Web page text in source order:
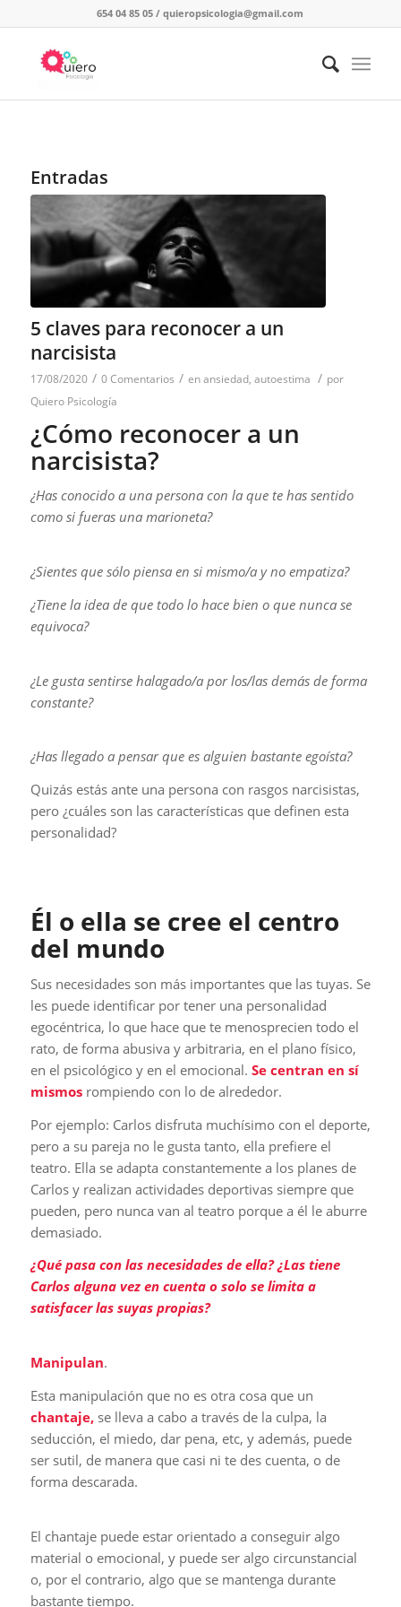
654 04 85 05 /quieropsicologia@gmail.com
Entradas
5 claves para reconocer a un
narcisista
17/08/2020 / 0 Comentarios / enansiedad, autoestima / por
Quiero Psicología
¿Cómo reconocer a un
narcisista?
¿Has conocido a una persona con la que te has sentido
como si fueras una marioneta?
¿Sientes que sólo piensa en si mismo/a y no empatiza?
¿Tiene la idea de que todo lo hace bien o que nunca se
equivoca?
¿Le gusta sentirse halagado/a por los/las demás de forma
constante?
¿Has llegado a pensar que es alguien bastante egoísta?
Quizás estás ante una persona con rasgos narcisistas,
pero ¿cuáles son las características que definen esta
personalidad?
Él o ella se cree el centro
del mundo
Sus necesidades son más importantes que las tuyas. Se
les puede identificar por tener una personalidad
egocéntrica, lo que hace que te menosprecien todo el
rato, de forma abusiva y arbitraria, en el plano físico,
en el psicológico y en el emocional. Se centran en sí
mismosrompiendo con lo de alrededor.
Por ejemplo: Carlos disfruta muchísimo con el deporte,
pero a su pareja no le gusta tanto, ella prefiere el
teatro. Ella se adapta constantemente a los planes de
Carlos y realizan actividades deportivas siempre que
pueden, pero nunca van al teatro porque a él le aburre
demasiado.
¿Qué pasa con las necesidades de ella? ¿Las tiene
Carlos alguna vez en cuenta o solo se limita a
satisfacer las suyas propias?
Manipulan.
Esta manipulación que no es otra cosa que un
chantaje,se lleva a cabo a través de la culpa, la
seducción, el miedo, dar pena, etc, y además, puede
ser sutil, de manera que casi ni te des cuenta, o de
forma descarada.
El chantaje puede estar orientado a conseguir algo
material o emocional, y puede ser algo circunstancial
o, por el contrario, algo que se mantenga durante
bastante tiempo.